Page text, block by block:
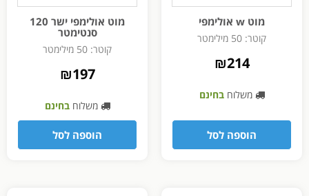
מוט w אולימפי
קוטר: 50 מילימטר
₪214
משלוחבחינם
הוספה לסל
מוט אולימפי ישר 120
סנטימטר
קוטר: 50 מילימטר
₪197
משלוחבחינם
הוספה לסל